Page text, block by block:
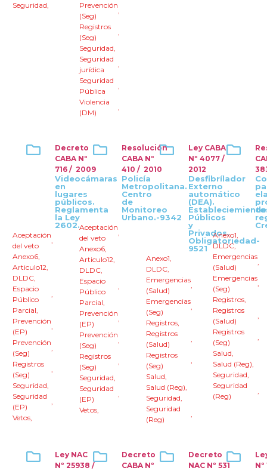
Seguridad,
Prevención
(Seg)
,
Registros
(Seg)
,
Seguridad,
Seguridad
jurídica
,
Seguridad
Pública
,
Violencia
(DM)
,
Decreto
CABA Nº
716 / 2009
Videocámaras
en
lugares
públicos.
Reglamenta
la Ley
2602.
Aceptación
del veto
,
Anexo6,
Articulo12,
DLDC,
Espacio
Público
,
Parcial,
Prevención
(EP)
,
Prevención
(Seg)
,
Registros
(Seg)
,
Seguridad,
Seguridad
(EP)
,
Vetos,
Resolución
CABA Nº
410 / 2010
Policía
Metropolitana.
Centro
de
Monitoreo
Urbano.-9342
Aceptación
del veto
,
Anexo6,
Articulo12,
DLDC,
Espacio
Público
,
Parcial,
Prevención
(EP)
,
Prevención
(Seg)
,
Registros
(Seg)
,
Seguridad,
Seguridad
(EP)
,
Vetos,
Ley CABA
Nº 4077 /
2012
Desfibrílador
Externo
automático
(DEA).
Públicos
y
Privados.
Obligatoriedad-
9521
Anexo1,
DLDC,
Emergencias
(Salud)
,
Emergencias
(Seg)
,
Registros,
Registros
(Salud)
,
Registros
(Seg)
,
Salud,
Salud (Reg),
Seguridad,
Seguridad
(Reg)
,
de
Anexo1,
DLDC,
Emergencias
(Salud)
,
Emergencias
(Seg)
,
Registros,
Registros
(Salud)
,
Registros
(Seg)
,
Salud,
Salud (Reg),
Seguridad,
Seguridad
(Reg)
,
Ley NAC
Nº 25938 /
Decreto
CABA Nº
Decreto
NAC Nº 531